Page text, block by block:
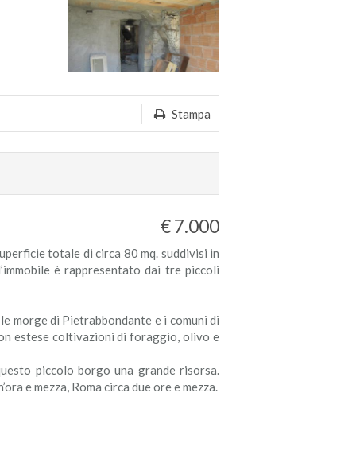
Stampa
€ 7.000
totale di circa 80 mq. suddivisi in
è rappresentato dai tre piccoli
morge di Pietrabbondante e i comuni di
estese coltivazioni di foraggio, olivo e
piccolo borgo una grande risorsa.
e mezza, Roma circa due ore e mezza.